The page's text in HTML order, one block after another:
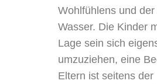
Wohlfühlens und
Wasser. Die Kinder
Lage sein sich
umzuziehen, eine
Eltern ist seitens der